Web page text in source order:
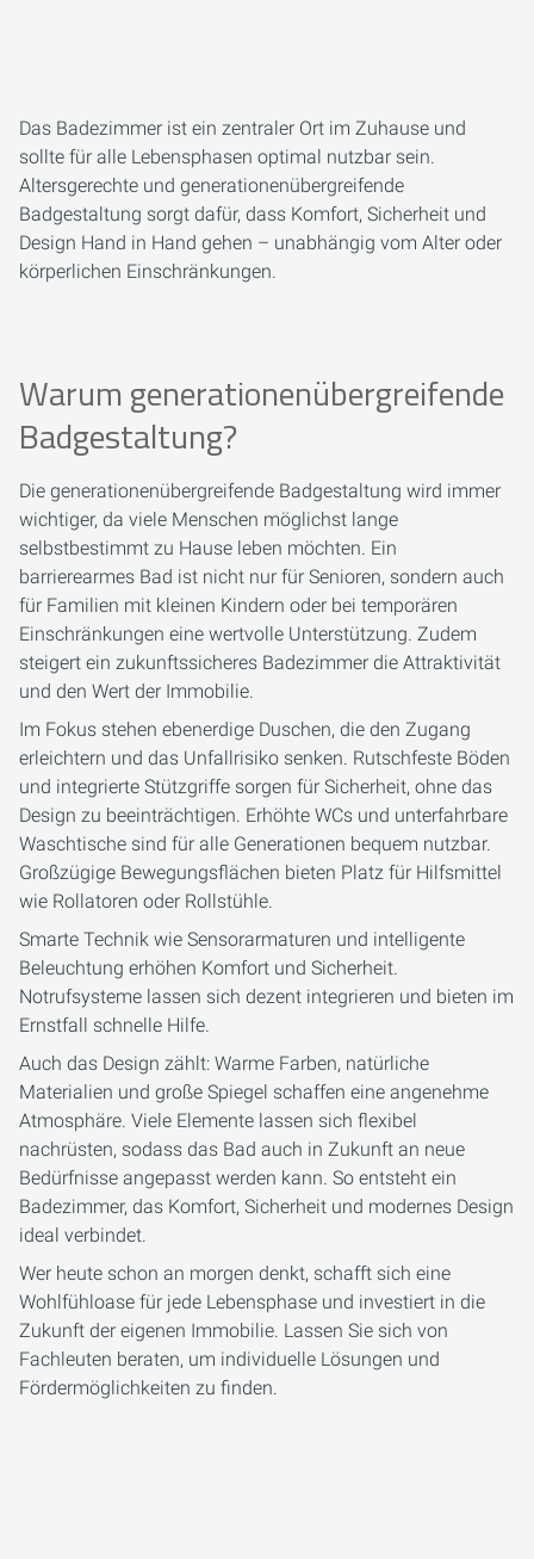
Das Badezimmer ist ein zentraler Ort im Zuhause und
sollte für alle Lebensphasen optimal nutzbar sein.
Altersgerechte und generationenübergreifende
Badgestaltung sorgt dafür, dass Komfort, Sicherheit und
Design Hand in Hand gehen – unabhängig vom Alter oder
körperlichen Einschränkungen.
Warum generationenübergreifende
Badgestaltung?
Die generationenübergreifende Badgestaltung wird immer
wichtiger, da viele Menschen möglichst lange
selbstbestimmt zu Hause leben möchten. Ein
barrierearmes Bad ist nicht nur für Senioren, sondern auch
für Familien mit kleinen Kindern oder bei temporären
Einschränkungen eine wertvolle Unterstützung. Zudem
steigert ein zukunftssicheres Badezimmer die Attraktivität
und den Wert der Immobilie.
Im Fokus stehen ebenerdige Duschen, die den Zugang
erleichtern und das Unfallrisiko senken. Rutschfeste Böden
und integrierte Stützgriffe sorgen für Sicherheit, ohne das
Design zu beeinträchtigen. Erhöhte WCs und unterfahrbare
Waschtische sind für alle Generationen bequem nutzbar.
Großzügige Bewegungsflächen bieten Platz für Hilfsmittel
wie Rollatoren oder Rollstühle.
Smarte Technik wie Sensorarmaturen und intelligente
Beleuchtung erhöhen Komfort und Sicherheit.
Notrufsysteme lassen sich dezent integrieren und bieten im
Ernstfall schnelle Hilfe.
Auch das Design zählt: Warme Farben, natürliche
Materialien und große Spiegel schaffen eine angenehme
Atmosphäre. Viele Elemente lassen sich flexibel
nachrüsten, sodass das Bad auch in Zukunft an neue
Bedürfnisse angepasst werden kann. So entsteht ein
Badezimmer, das Komfort, Sicherheit und modernes Design
ideal verbindet.
Wer heute schon an morgen denkt, schafft sich eine
Wohlfühloase für jede Lebensphase und investiert in die
Zukunft der eigenen Immobilie. Lassen Sie sich von
Fachleuten beraten, um individuelle Lösungen und
Fördermöglichkeiten zu finden.